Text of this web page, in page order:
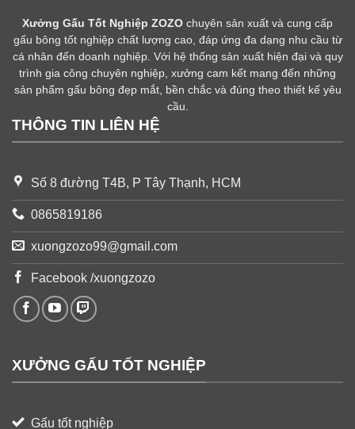
Xưởng Gấu Tốt Nghiệp ZOZO chuyên sản xuất và cung cấp
gấu bông tốt nghiệp chất lượng cao, đáp ứng đa dạng nhu cầu từ
cá nhân đến doanh nghiệp. Với hệ thống sản xuất hiện đại và quy
trình gia công chuyên nghiệp, xưởng cam kết mang đến những
sản phẩm gấu bông đẹp mắt, bền chắc và đúng theo thiết kế yêu
cầu.
THÔNG TIN LIÊN HỆ
Số 8 đường T4B, P Tây Thạnh, HCM
0865819186
xuongzozo99@gmail.com
Facebook /xuongzozo
XƯỞNG GẤU TỐT NGHIỆP
Gấu tốt nghiệp